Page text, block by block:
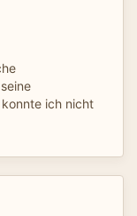
ich nicht